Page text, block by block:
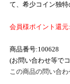
て、希少コイン独特
会員様ポイント還元
商品番号:100628
(お問い合わせ等で
この商品の問い合